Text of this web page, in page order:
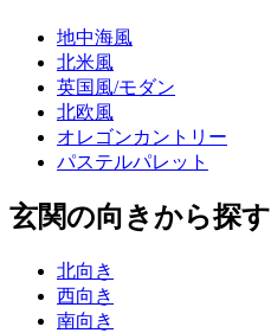
地中海風
北米風
英国風/モダン
北欧風
オレゴンカントリー
パステルパレット
玄関の向きから探す
北向き
西向き
南向き